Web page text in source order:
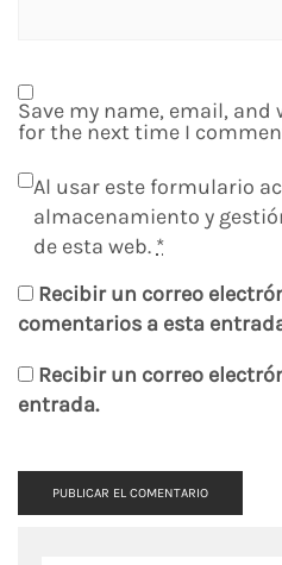
Save my name, email,
for the next time I
Al usar este formulario
almacenamiento y
de esta web. *
Recibir un correo
comentarios a esta
Recibir un correo
entrada.